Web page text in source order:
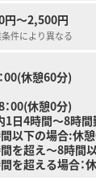
代の薬剤師が多く在
す。
ます。
を大切にし、スタ
す。
円～2,500円
件により異なる
00(休憩60分)
：00(休憩0分)
日4時間～8時間
以下の場合:休
を超え～8時間
を超える場合：